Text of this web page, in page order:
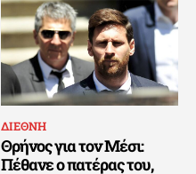
ΔΙΕΘΝΗ
Θρήνος για τον Μέσι:
Πέθανε ο πατέρας του,